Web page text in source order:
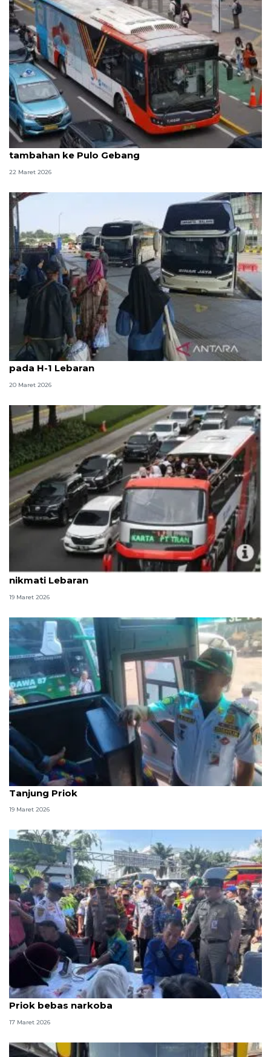
Arus balik, Transjakarta operasikan 15 bus
tambahan ke Pulo Gebang
22 Maret 2026
Loket bus di Terminal Pulo Gebang mulai tutup
pada H-1 Lebaran
20 Maret 2026
Transjakarta siapkan bus atap terbuka untuk
nikmati Lebaran
19 Maret 2026
2.496 penumpang berangkat dari Terminal Bus
Tanjung Priok
19 Maret 2026
Polisi pastikan sopir bus di Terminal Bus Tanjung
Priok bebas narkoba
17 Maret 2026